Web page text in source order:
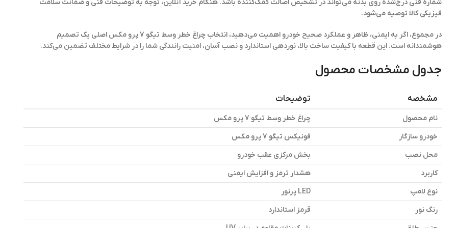
شماره فنی درج‌شده روی بدنه می‌تواند در تشخیص اصالت کمک‌کننده باشد. هنگام خرید آنلاین، توجه به توضیحات فنی و ضمانت سلامت
فیزیکی کالا توصیه می‌شود.
در مجموع، اگر به ایمنی، ظاهر و عملکرد صحیح خودرو اهمیت می‌دهید، انتخاب چراغ خطر وسط تیگو 7 پرو مکس اصلی یک تصمیم
هوشمندانه است. این قطعه با کیفیت ساخت بالا، نوردهی استاندارد و نصب آسان، امنیت رانندگی شما را در شرایط مختلف تضمین می‌کند.
جدول مشخصات محصول
مشخصه توضیحات
نام محصول
چراغ خطر وسط تیگو 7 پرو مکس
خودرو سازگار
فونیکس تیگو 7 پرو مکس
محل نصب
بخش مرکزی عقب خودرو
کاربرد
هشدار ترمز و افزایش ایمنی
نوع لامپ
LED پرنور
رنگ نور
قرمز استاندارد